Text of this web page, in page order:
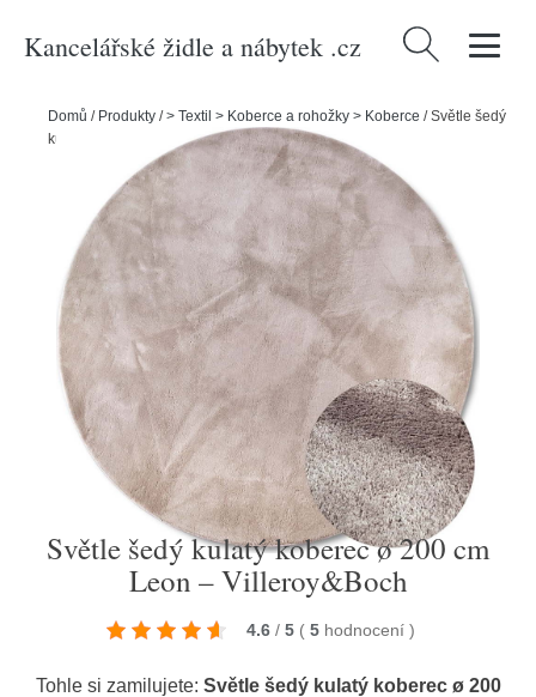
Kancelářské židle a nábytek .cz Vyhledávání
Domů / Produkty /> Textil > Koberce a rohožky > Koberce /Světle šedý
kulatý koberec ø 200 cm Leon – Villeroy&Boch
Světle šedý kulatý koberec ø 200 cm
Leon – Villeroy&Boch
4.6 / 5 ( 5 hodnocení )
Tohle si zamilujete: Světle šedý kulatý koberec ø 200